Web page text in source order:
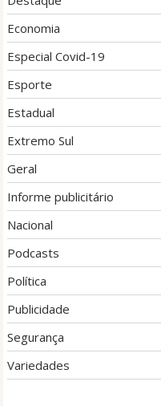
Economia
Especial Covid-19
Esporte
Estadual
Extremo Sul
Geral
Informe publicitário
Nacional
Podcasts
Política
Publicidade
Segurança
Variedades